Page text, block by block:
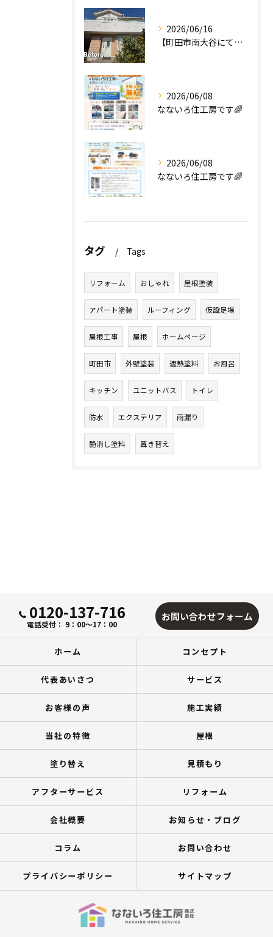
2026/06/16
【町田市南大谷にて外壁塗装工事完工のお知らせ】
2026/06/08
なないろ住工房です🌈
2026/06/08
なないろ住工房です🌈
タグ Tags
リフォーム おしゃれ 屋根塗装
アパート塗装 ルーフィング 仮設足場
屋根工事 屋根 ホームページ
町田市 外壁塗装 遮熱塗料 お風呂
キッチン ユニットバス トイレ
防水 エクステリア 雨漏り
艶消し塗料 葺き替え
0120-137-716
電話受付： 9：00～17：00
お問い合わせフォーム
ホーム コンセプト
代表あいさつ サービス
お客様の声 施工実績
当社の特徴 屋根
塗り替え 見積もり
アフターサービス リフォーム
会社概要 お知らせ・ブログ
コラム お問い合わせ
プライバシーポリシー サイトマップ